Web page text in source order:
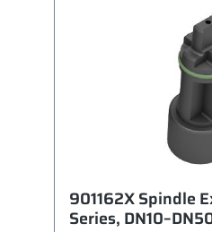
901162X Spindle
Series,